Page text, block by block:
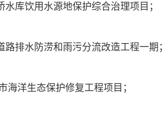
水库饮用水源地保护综合治理项目；
路排水防涝和雨污分流改造工程一期；
海洋生态保护修复工程项目；